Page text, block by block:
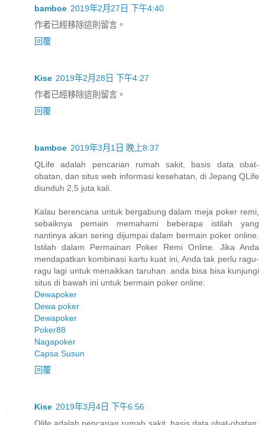
bamboe 2019年2月27日 下午4:40
作者已經移除這則留言。
回覆
Kise 2019年2月28日 下午4:27
作者已經移除這則留言。
回覆
bamboe 2019年3月1日 晚上8:37
QLife adalah pencarian rumah sakit, basis data obat-
obatan, dan situs web informasi kesehatan, di Jepang QLife
diunduh 2,5 juta kali.
Kalau berencana untuk bergabung dalam meja poker remi,
sebaiknya pemain memahami beberapa istilah yang
nantinya akan sering dijumpai dalam bermain poker online.
Istilah dalam Permainan Poker Remi Online. Jika Anda
mendapatkan kombinasi kartu kuat ini, Anda tak perlu ragu-
ragu lagi untuk menaikkan taruhan. anda bisa bisa kunjungi
situs di bawah ini untuk bermain poker online:
Dewapoker
Dewa poker
Dewapoker
Poker88
Nagapoker
Capsa Susun
回覆
Kise 2019年3月4日 下午6:56